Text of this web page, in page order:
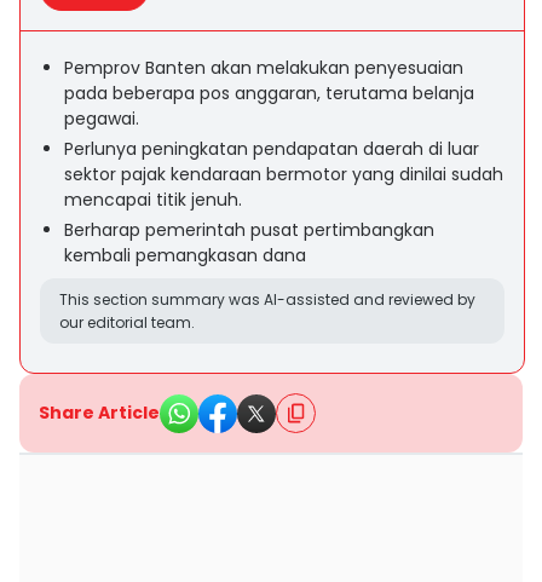
Pemprov Banten akan melakukan penyesuaian
pada beberapa pos anggaran, terutama belanja
pegawai.
Perlunya peningkatan pendapatan daerah di luar
sektor pajak kendaraan bermotor yang dinilai sudah
mencapai titik jenuh.
Berharap pemerintah pusat pertimbangkan
kembali pemangkasan dana
This section summary was AI-assisted and reviewed by
our editorial team.
Share Article